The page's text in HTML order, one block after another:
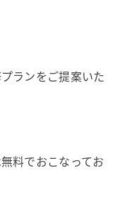
ランをご提案いた
料でおこなってお